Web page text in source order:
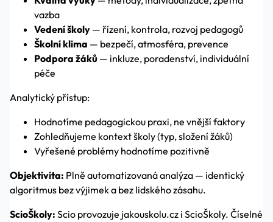
vazba
Vedení školy — řízení, kontrola, rozvoj pedagogů
Školní klima — bezpečí, atmosféra, prevence
Podpora žáků — inkluze, poradenství, individuální
péče
Analytický přístup:
Hodnotíme pedagogickou praxi, ne vnější faktory
Zohledňujeme kontext školy (typ, složení žáků)
Vyřešené problémy hodnotíme pozitivně
Objektivita: Plně automatizovaná analýza — identický
algoritmus bez výjimek a bez lidského zásahu.
ScioŠkoly: Scio provozuje jakouskolu.cz i ScioŠkoly. Číselné